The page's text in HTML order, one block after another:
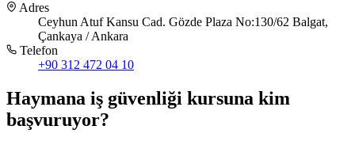
Adres
Ceyhun Atuf Kansu Cad. Gözde Plaza No:130/62 Balgat,
Çankaya / Ankara
Telefon
+90 312 472 04 10
Haymana iş güvenliği kursuna kim
başvuruyor?